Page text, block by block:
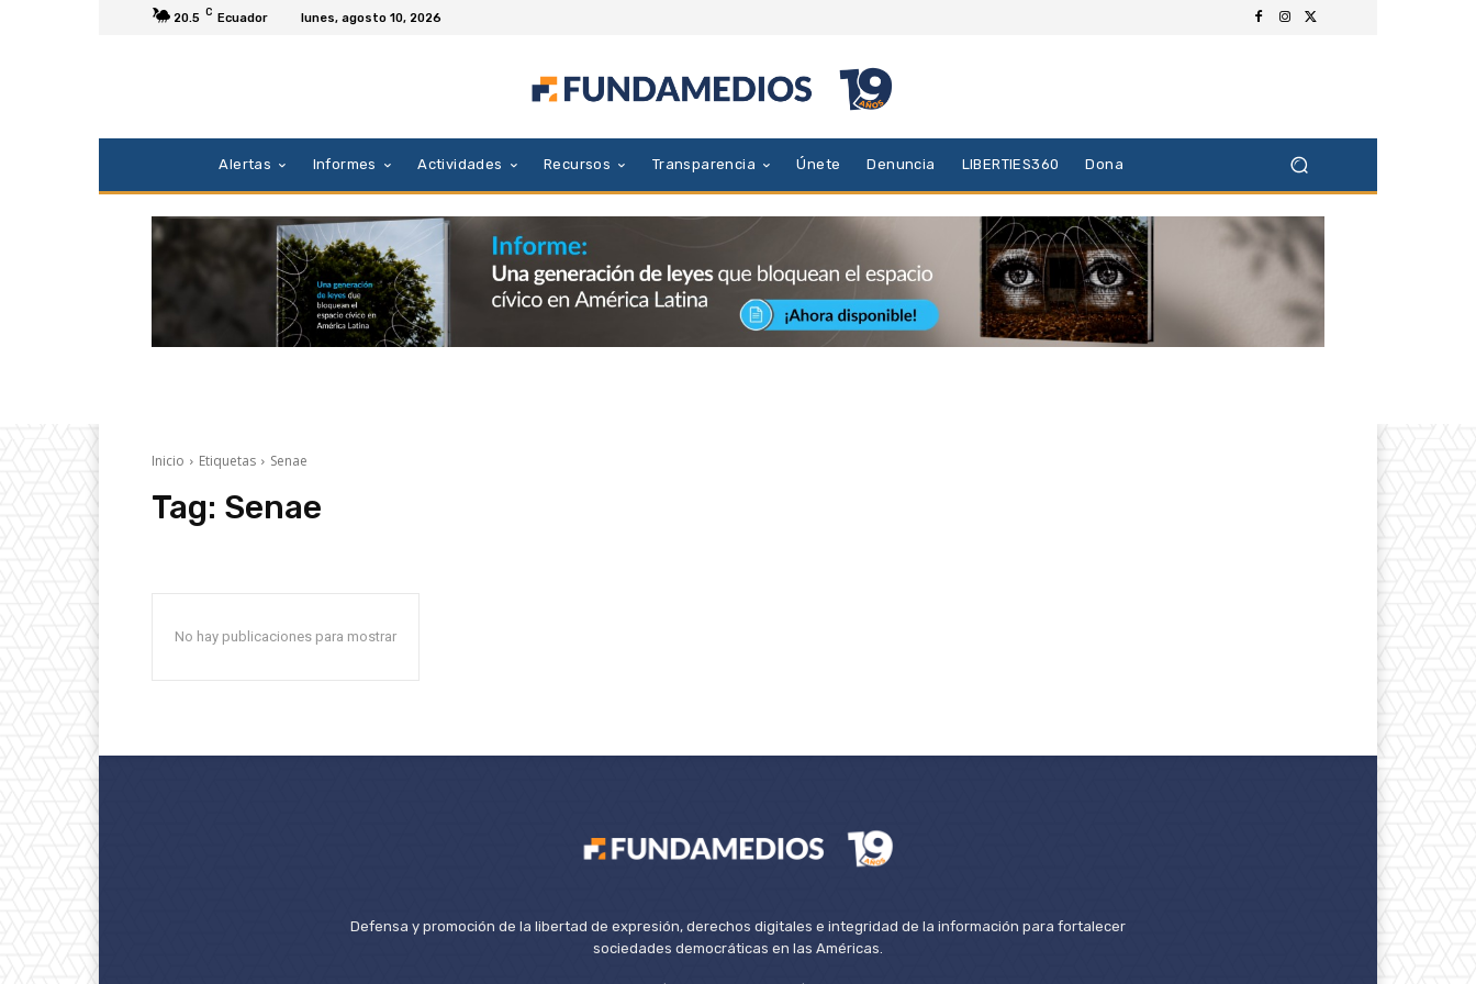
20.5 C Ecuador lunes, agosto 10, 2026
Alertas Informes Actividades Recursos Transparencia Únete Denuncia LIBERTIES360 Dona
Inicio Etiquetas Senae
Tag: Senae
No hay publicaciones para mostrar
Defensa y promoción de la libertad de expresión, derechos digitales e integridad de la información para fortalecer
sociedades democráticas en las Américas.